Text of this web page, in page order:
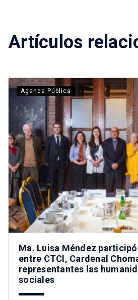
Artículos
Agenda Pública
Ma. Luisa Méndez
entre CTCI, Cardenal
representantes las
sociales